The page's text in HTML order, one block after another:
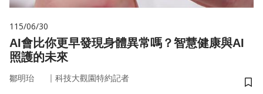
115/06/30
AI會比你更早發現身體異常嗎？智慧健康與AI
照護的未來
鄒明珆 ｜ 科技大觀園特約記者
儲